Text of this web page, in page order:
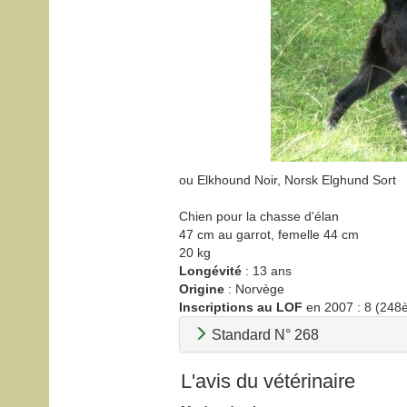
ou Elkhound Noir, Norsk Elghund Sort
Chien pour la chasse d'élan
47 cm au garrot, femelle 44 cm
20 kg
Longévité : 13 ans
Origine : Norvège
Inscriptions au LOF en 2007 : 8
Standard N° 268
L'avis du vétérinaire